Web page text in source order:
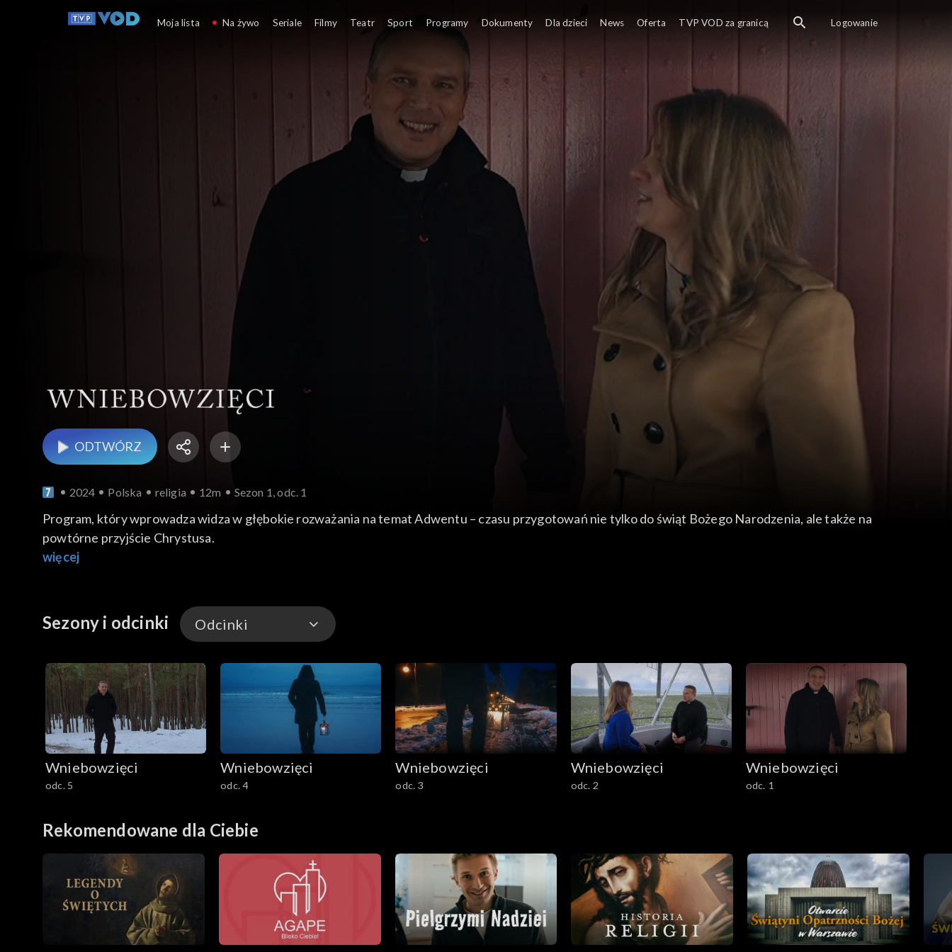
ODTWÓRZ
2024 Polska religia 12m Sezon 1, odc. 1
Program, który wprowadza widza w głębokie rozważania na temat Adwentu – czasu przygotowań nie tylko do świąt Bożego Narodzenia, ale także na
powtórne przyjście Chrystusa.
więcej
Sezony i odcinki Odcinki
Odcinki
Wniebowzięci
odc. 5
Wniebowzięci
odc. 4
Wniebowzięci
odc. 3
Wniebowzięci
odc. 2
Wniebowzięci
odc. 1
Rekomendowane dla Ciebie
Moja lista Na żywo Seriale Filmy Teatr Sport Programy Dokumenty Dla dzieci News Oferta TVP VOD za granicą Logowanie